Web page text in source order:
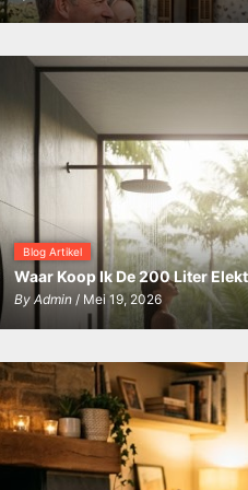
Blog Artikel
Waar Koop Ik De 200 Liter
By Admin/ Mei 19, 2026